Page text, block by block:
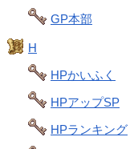
GP本部
H
HPかいふく
HPアップSP
HPランキング